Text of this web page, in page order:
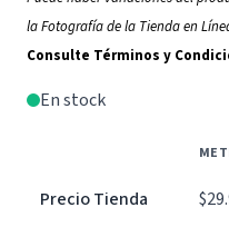
la Fotografía de la Tienda en
Consulte Términos y
En stock
Precio Tienda